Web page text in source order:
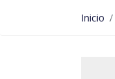
Inicio